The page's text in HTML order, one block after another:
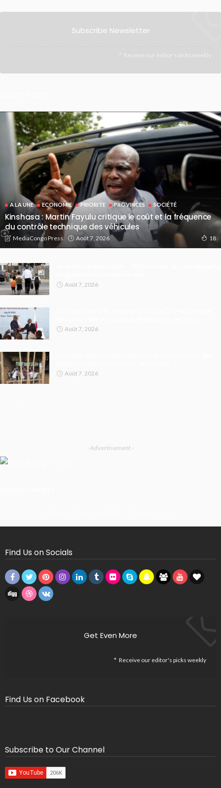
Subscribe Newsletter
Receive our editor's picks weekly
A LA UNE ECONOMIE PRIORITE PROVINCES SOCIÉTÉ
Kinshasa : Martin Fayulu critique le coût et la fréquence
du contrôle technique des véhicules
MediaCongo Press Août 7, 2026 18
Août 7, 2026
Août 7, 2026
Août 7, 2026
- Advertisement -
Find Us on Socials
Get Even More
Receive our editor's picks weekly
Find Us on Facebook
Subscribe to Our Channel